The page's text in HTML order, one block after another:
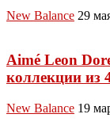
New Balance 29
Aimé Leon
коллекции из
New Balance 19